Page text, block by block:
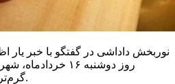
نوربخش داداشی در گفتگو با خبر یار
گرم‌ترین شهر استان گلستان است.